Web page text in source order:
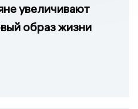
увеличивают
образ жизни